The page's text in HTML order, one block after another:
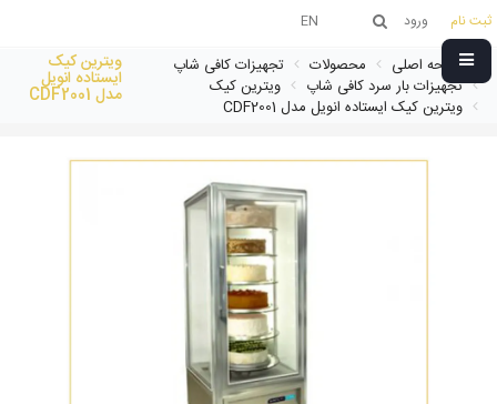
ثبت نام ورود EN
صفحه اصلی محصولات
تجهیزات کافی شاپ
تجهیزات بار سرد کافی شاپ
ویترین کیک
ویترین کیک ایستاده انویل مدل CDF2001
ویترین کیک
ایستاده انویل
مدل CDF2001